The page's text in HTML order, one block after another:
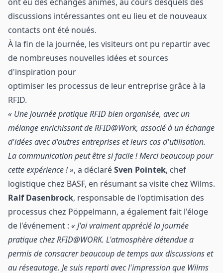
ont eu des échanges animés, au cours desquels des
discussions intéressantes ont eu lieu et de nouveaux
contacts ont été noués.
À la fin de la journée, les visiteurs ont pu repartir avec
de nombreuses nouvelles idées et sources
d'inspiration pour
optimiser les processus de leur entreprise grâce à la
RFID.
« Une journée pratique RFID bien organisée, avec un
mélange enrichissant de RFID@Work, associé à un échange
d'idées avec d'autres entreprises et leurs cas d'utilisation.
La communication peut être si facile ! Merci beaucoup pour
cette expérience ! », a déclaréSven Pointek, chef
logistique chez BASF, en résumant sa visite chez Wilms.
Ralf Dasenbrock, responsable de l'optimisation des
processus chez Pöppelmann, a également fait l'éloge
de l'événement : « J'ai vraiment apprécié la journée
pratique chez RFID@WORK. L'atmosphère détendue a
permis de consacrer beaucoup de temps aux discussions et
au réseautage. Je suis reparti avec l'impression que Wilms